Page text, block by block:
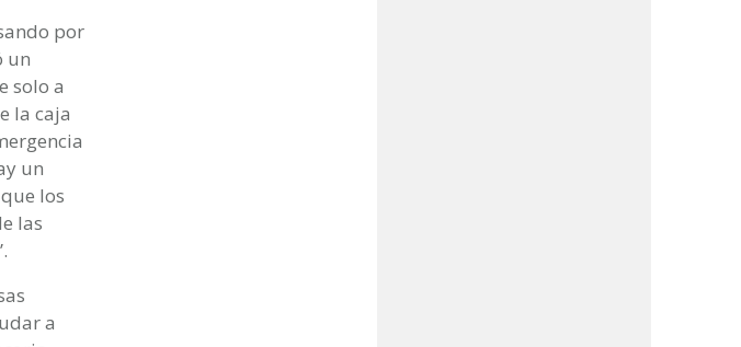
por
un
solo a
la caja
un
los
las
a